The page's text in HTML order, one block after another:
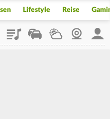
Lifestyle Reise
PlaylistStaupilotWetterWebcam